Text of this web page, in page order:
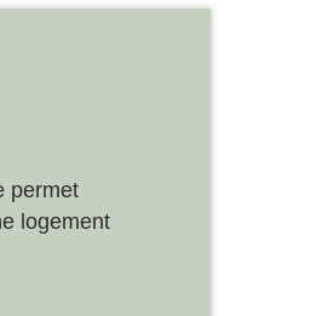
permet
logement